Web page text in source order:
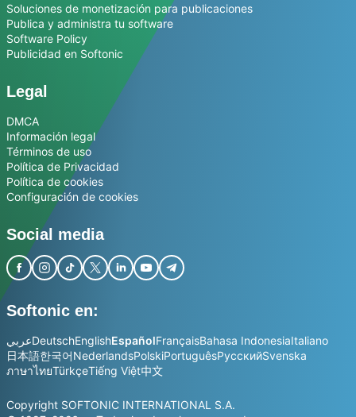
Soluciones de monetización para publicaciones
Publica y administra tu software
Software Policy
Publicidad en Softonic
Legal
DMCA
Información legal
Términos de uso
Política de Privacidad
Política de cookies
Configuración de cookies
Social media
Softonic en:
عربيDeutschEnglishEspañolFrançaisBahasa IndonesiaItaliano
日本語한국어NederlandsPolskiPortuguêsРусскийSvenska
ภาษาไทยTürkçeTiếng Việt中文
Copyright SOFTONIC INTERNATIONAL S.A.